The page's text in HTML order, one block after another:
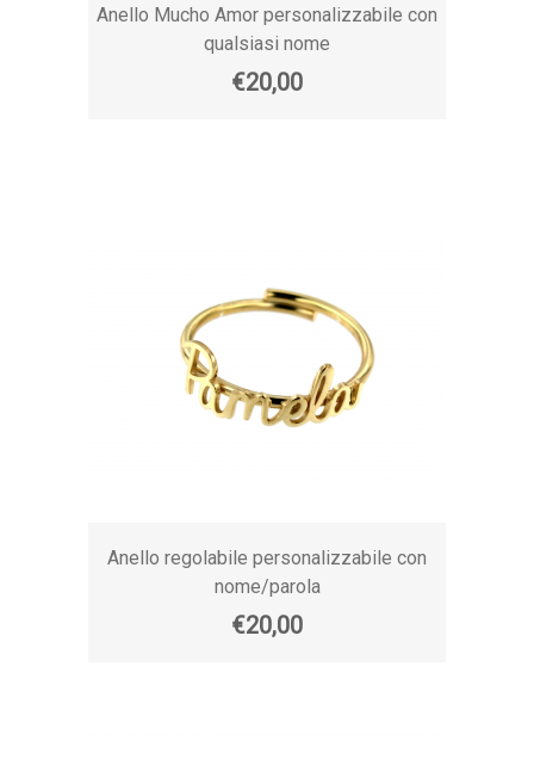
Anello Mucho Amor personalizzabile con
qualsiasi nome
€20,00
Anello regolabile personalizzabile con
nome/parola
€20,00